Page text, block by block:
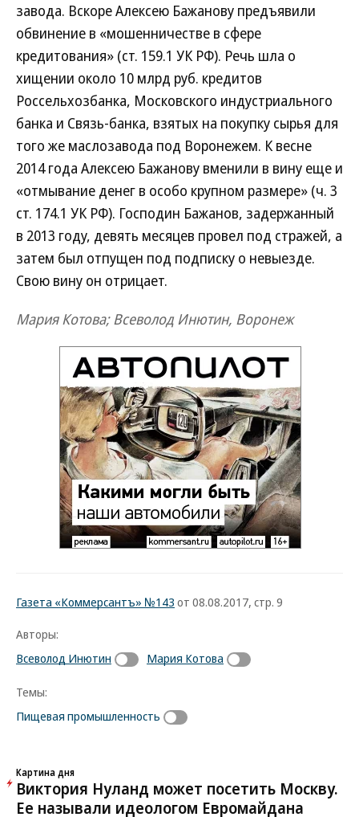
завода. Вскоре Алексею Бажанову предъявили
обвинение в «мошенничестве в сфере
кредитования» (ст. 159.1 УК РФ). Речь шла о
хищении около 10 млрд руб. кредитов
Россельхозбанка, Московского индустриального
банка и Связь-банка, взятых на покупку сырья для
того же маслозавода под Воронежем. К весне
2014 года Алексею Бажанову вменили в вину еще и
«отмывание денег в особо крупном размере» (ч. 3
ст. 174.1 УК РФ). Господин Бажанов, задержанный
в 2013 году, девять месяцев провел под стражей, а
затем был отпущен под подписку о невыезде.
Свою вину он отрицает.
Мария Котова; Всеволод Инютин, Воронеж
Газета «Коммерсантъ» №143 от 08.08.2017, стр. 9
Авторы:
Всеволод Инютин
Мария Котова
Темы:
Пищевая промышленность
Картина дня
Виктория Нуланд может посетить Москву.
Ее называли идеологом Евромайдана